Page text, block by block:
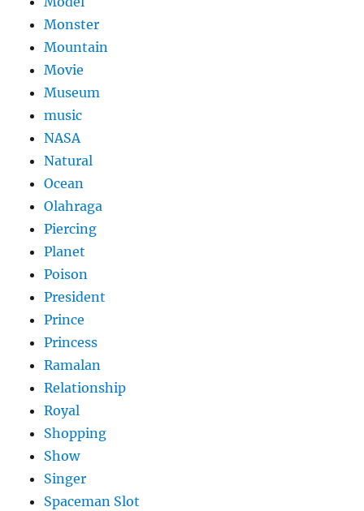
Monster
Mountain
Movie
Museum
music
NASA
Natural
Ocean
Olahraga
Piercing
Planet
Poison
President
Prince
Princess
Ramalan
Relationship
Royal
Shopping
Show
Singer
Spaceman Slot